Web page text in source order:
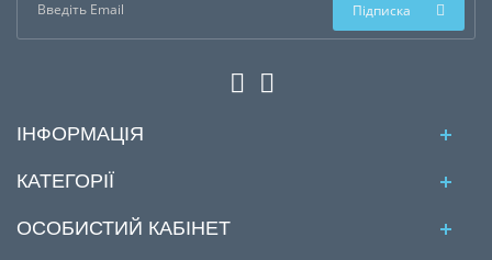
Підписка
ІНФОРМАЦІЯ
КАТЕГОРІЇ
ОСОБИСТИЙ КАБІНЕТ